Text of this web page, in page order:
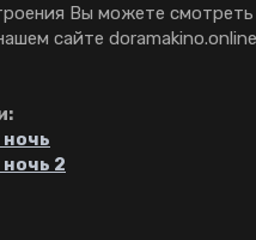
18+
Вы можете
сайте
2